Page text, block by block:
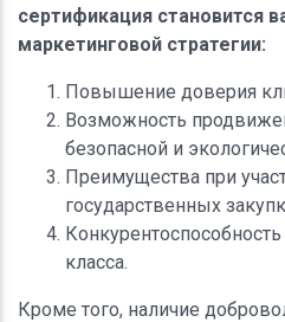
сертификация становится
маркетинговой стратегии:
Повышение доверия
Возможность
безопасной и
Преимущества при
государственных
класса.
Кроме того, наличие